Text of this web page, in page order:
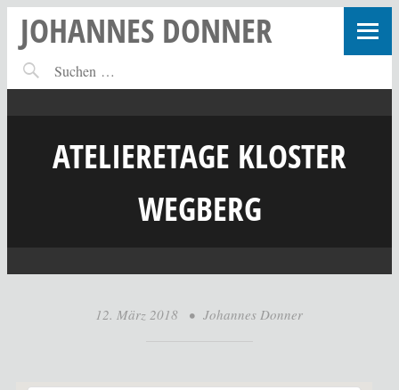
JOHANNES DONNER
ATELIERETAGE KLOSTER
WEGBERG
12. März 2018 • Johannes Donner